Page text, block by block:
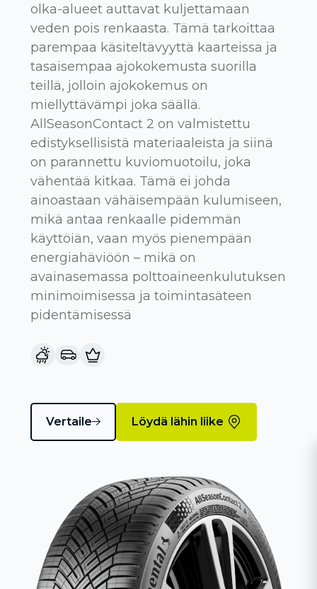
olka-alueet auttavat kuljettamaan
veden pois renkaasta. Tämä tarkoittaa
parempaa käsiteltävyyttä kaarteissa ja
tasaisempaa ajokokemusta suorilla
teillä, jolloin ajokokemus on
miellyttävämpi joka säällä.
AllSeasonContact 2 on valmistettu
edistyksellisistä materiaaleista ja siinä
on parannettu kuviomuotoilu, joka
vähentää kitkaa. Tämä ei johda
ainoastaan vähäisempään kulumiseen,
mikä antaa renkaalle pidemmän
käyttöiän, vaan myös pienempään
energiahäviöön – mikä on
avainasemassa polttoaineenkulutuksen
minimoimisessa ja toimintasäteen
pidentämisessä
Vertaile Löydä lähin liike